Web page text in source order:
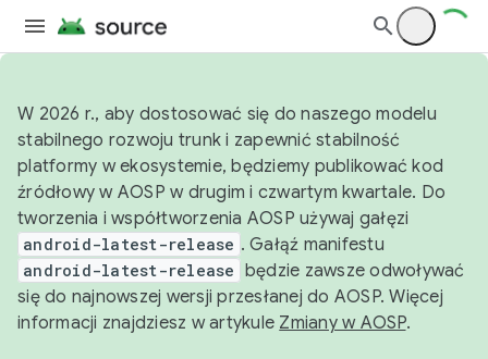
W 2026 r., aby dostosować się do naszego modelu
stabilnego rozwoju trunk i zapewnić stabilność
platformy w ekosystemie, będziemy publikować kod
źródłowy w AOSP w drugim i czwartym kwartale. Do
tworzenia i współtworzenia AOSP używaj gałęzi
android-latest-release . Gałąź manifestu
android-latest-release będzie zawsze odwoływać
się do najnowszej wersji przesłanej do AOSP. Więcej
informacji znajdziesz w artykule Zmiany w AOSP.